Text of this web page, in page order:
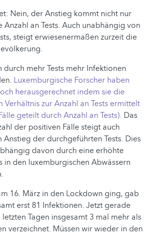
Nein, der Anstieg kommt nicht nur
an Tests. Auch unabhängig von
steigt erwiesenermaßen zurzeit die
durch mehr Tests mehr Infektionen
Luxemburgische Forscher haben
herausgerechnet indem sie die
Verhältnis zur Anzahl an Tests ermittelt
geteilt durch Anzahl an Tests). Das
der positiven Fälle steigt auch
der durchgeführten Tests. Dies
davon durch eine erhöhte
in den luxemburgischen Abwässern
16. März in den Lockdown ging, gab
erst 81 Infektionen. Jetzt gerade
Tagen insgesamt 3 mal mehr als
verzeichnet. Müssen wir wieder in den